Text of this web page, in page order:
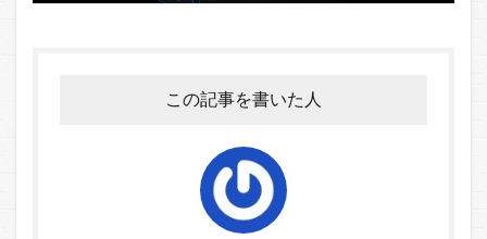
この記事を書いた人